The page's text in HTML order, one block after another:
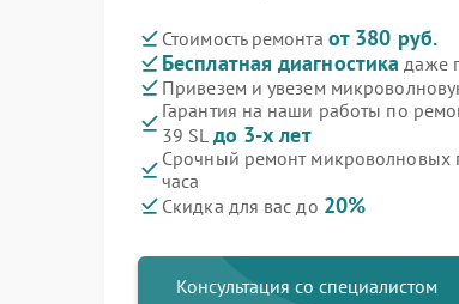
Стоимость ремонта от 380 руб.
Бесплатная диагностика даже
Привезем и увезем
Гарантия на наши работы по
39 SL до 3-х лет
Срочный ремонт микроволновых
часа
Скидка для вас до 20%
Консультация со специалистом